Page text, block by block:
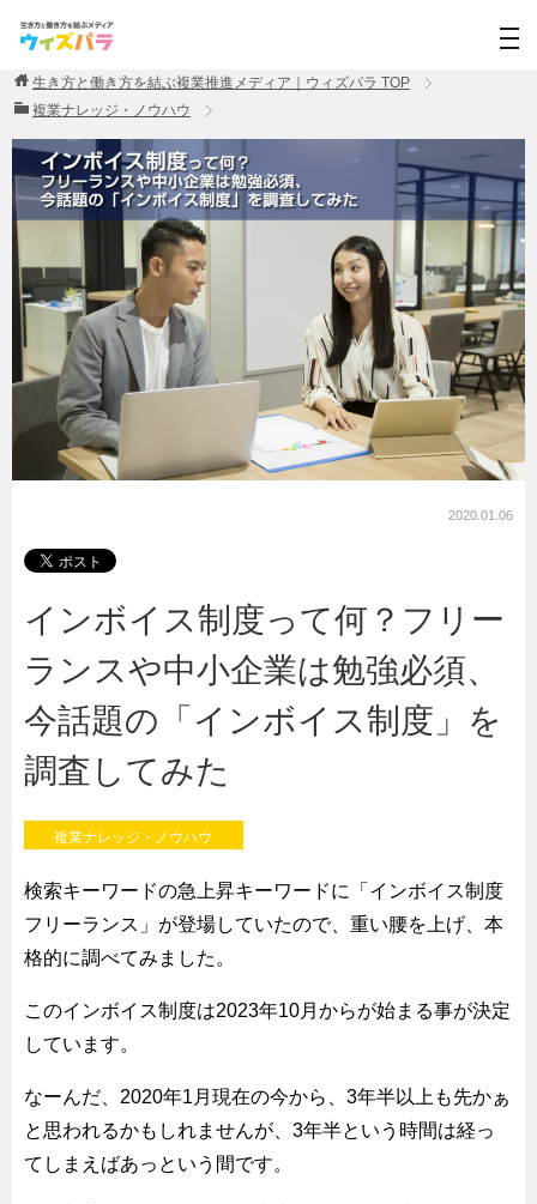
生き方と働き方を結ぶ複業推進メディア｜ウィズパラ TOP
複業ナレッジ・ノウハウ
2020.01.06
インボイス制度って何？フリー
ランスや中小企業は勉強必須、
今話題の「インボイス制度」を
調査してみた
複業ナレッジ・ノウハウ
検索キーワードの急上昇キーワードに「インボイス制度
フリーランス」が登場していたので、重い腰を上げ、本
格的に調べてみました。
このインボイス制度は2023年10月からが始まる事が決定
しています。
なーんだ、2020年1月現在の今から、3年半以上も先かぁ
と思われるかもしれませんが、3年半という時間は経っ
てしまえばあっという間です。